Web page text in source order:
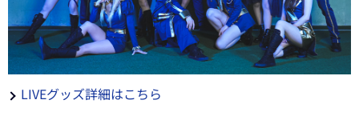
LIVEグッズ詳細はこちら